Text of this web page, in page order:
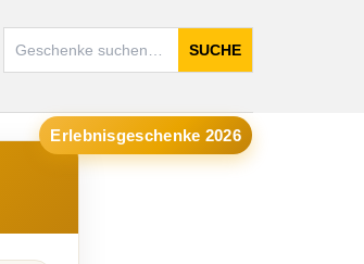
SUCHE
Erlebnisgeschenke 2026